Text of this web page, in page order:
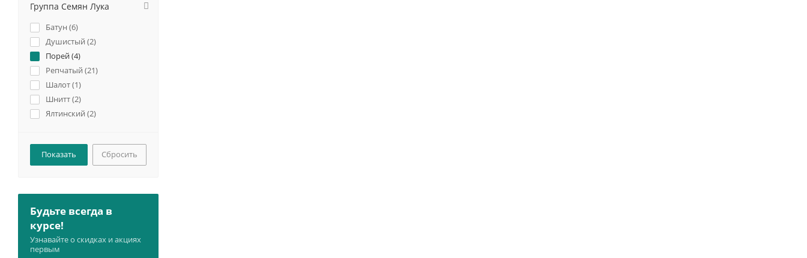
Группа Семян Лука
Батун (6)
Душистый (2)
Порей (4)
Репчатый (21)
Шалот (1)
Шнитт (2)
Ялтинский (2)
Сбросить
Будьте всегда в
курсе!
Узнавайте о скидках и акциях
первым